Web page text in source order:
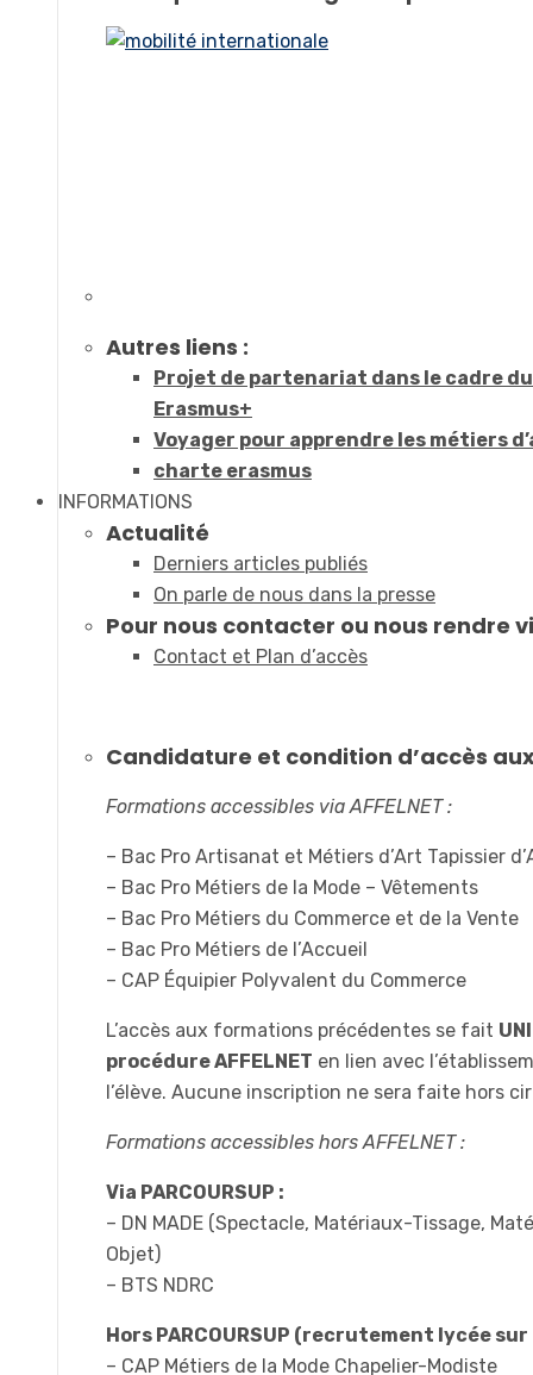
Autres liens :
Projet de partenariat dans le cadre
Erasmus+
Voyager pour apprendre les métiers
charte erasmus
INFORMATIONS
Actualité
Derniers articles publiés
On parle de nous dans la presse
Pour nous contacter ou nous rendre
Contact et Plan d’accès
Candidature et condition d’accès
Formations accessibles via AFFELNET :
– Bac Pro Artisanat et Métiers d’Art Tapissier
– Bac Pro Métiers de la Mode – Vêtements
– Bac Pro Métiers du Commerce et de la Vente
– Bac Pro Métiers de l’Accueil
– CAP Équipier Polyvalent du Commerce
L’accès aux formations précédentes se fait
procédure AFFELNET en lien avec
l’élève. Aucune inscription ne sera faite hors
Formations accessibles hors AFFELNET :
Via PARCOURSUP :
– DN MADE (Spectacle, Matériaux-Tissage,
Objet)
– BTS NDRC
Hors PARCOURSUP (recrutement lycée sur
– CAP Métiers de la Mode Chapelier-Modiste